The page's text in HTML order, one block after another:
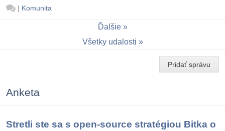
| Komunita
Ďalšie
Všetky udalosti
Pridať správu
Anketa
Stretli ste sa s open-source stratégiou Bitka o